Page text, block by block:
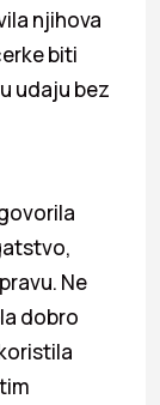
njihova
biti
udaju bez
Ne
dobro